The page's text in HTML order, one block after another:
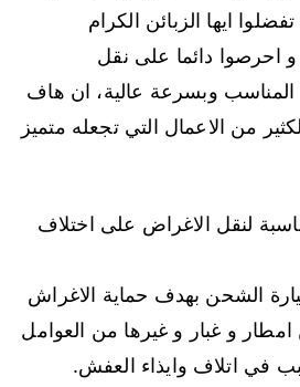
ايها الزبائن الكرام
و احرصوا دائما على نقل
المناسب وبسرعة عالية، ان هاف
من الاعمال التي تجعله متميز
لنقل الاغراض على اختلاف
الشحن بهدف حماية الاغراش
و غبار و غيرها من العوامل
في اتلاف وايذاء العفش.